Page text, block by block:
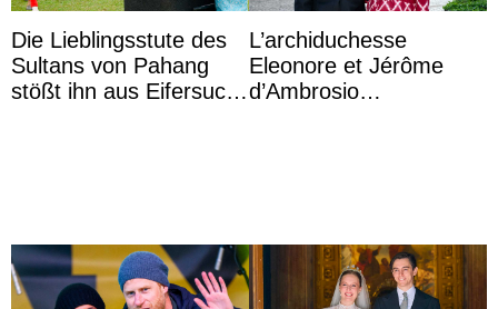
Die Lieblingsstute des
Sultans von Pahang
stößt ihn aus Eifersucht
L’archiduchesse
Eleonore et Jérôme
d’Ambrosio